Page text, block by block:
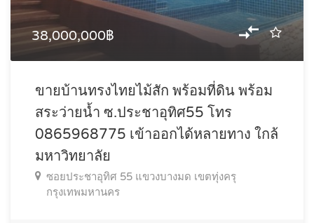
38,000,000฿
ขายบ้านทรงไทยไม้สัก พร้อมที่ดิน พร้อม
สระว่ายน้ำ ซ.ประชาอุทิศ55 โทร
0865968775 เข้าออกได้หลายทาง ใกล้
มหาวิทยาลัย
ซอยประชาอุทิศ 55 แขวงบางมด เขตทุ่งครุ
กรุงเทพมหานคร